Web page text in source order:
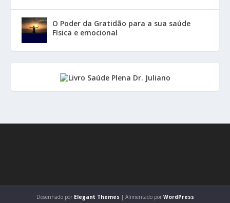
O Poder da Gratidão para a sua saúde
Física e emocional
Desenhado por Elegant Themes | Alimentado por WordPress